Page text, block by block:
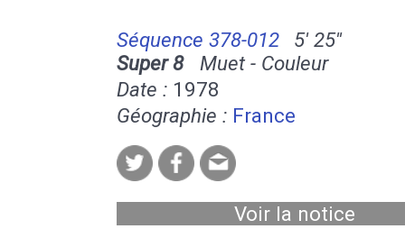
Séquence 378-012
5' 25''
Super 8Muet - Couleur
Date : 1978
Géographie : France
Voir la notice